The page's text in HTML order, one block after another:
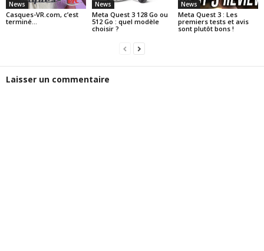
News
Casques-VR.com, c’est
terminé…
News
Meta Quest 3 128 Go ou
512 Go : quel modèle
choisir ?
News
Meta Quest 3 : Les
premiers tests et avis
sont plutôt bons !
Laisser un commentaire